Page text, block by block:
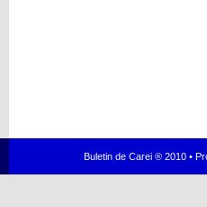
Buletin de Carei ® 2010 •